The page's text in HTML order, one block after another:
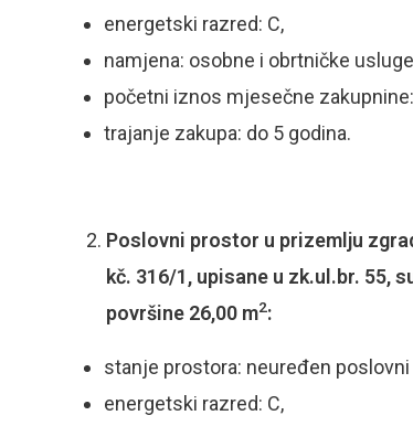
energetski razred: C,
namjena: osobne i obrtničke
početni iznos mjesečne zakupnine:
trajanje zakupa: do 5 godina.
Poslovni prostor u prizemlju
kč. 316/1, upisane u zk.ul.br. 55,
površine 26,00 m2:
stanje prostora: neuređen
energetski razred: C,